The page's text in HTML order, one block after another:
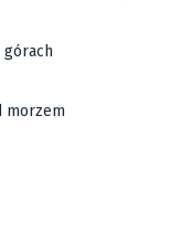
górach
morzem